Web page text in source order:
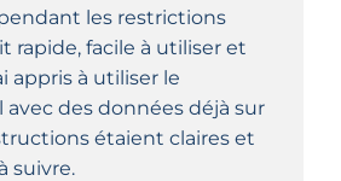
les restrictions
rapide, facile à utiliser et
appris à utiliser le
avec des données déjà sur
étaient claires et
suivre.